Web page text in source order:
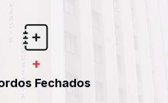
+
Fechados